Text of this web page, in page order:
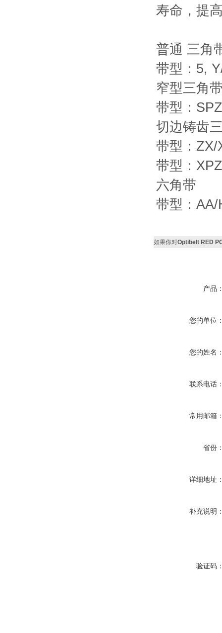
寿命，提
普通 三角
带型：5,
窄型三角
带型：
切边铸齿
带型：ZX/
带型：
六角带
带型：
如果你对Optibelt RED
产品
您的单位
您的姓名
联系电话
常用邮箱
省份
详细地址
补充说明
验证码